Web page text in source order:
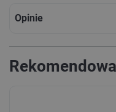
Opinie